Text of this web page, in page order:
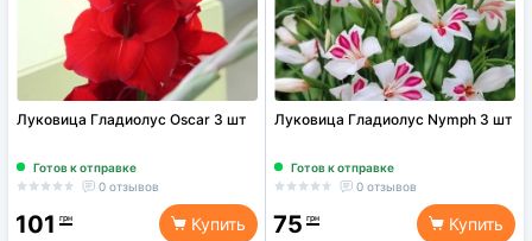
Луковица Гладиолус Osсar 3 шт
Готов к отправке
0 отзывов
101 грн Купить
Луковица Гладиолус Nymph 3 шт
Готов к отправке
0 отзывов
75 грн Купить